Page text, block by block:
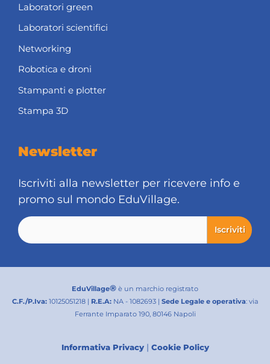
Laboratori green
Laboratori scientifici
Networking
Robotica e droni
Stampanti e plotter
Stampa 3D
Newsletter
Iscriviti alla newsletter per ricevere info e
promo sul mondo EduVillage.
EduVillage® è un marchio registrato
C.F./P.Iva: 10125051218 | R.E.A: NA - 1082693 | Sede Legale e operativa: via
Ferrante Imparato 190, 80146 Napoli
Informativa Privacy| Cookie Policy